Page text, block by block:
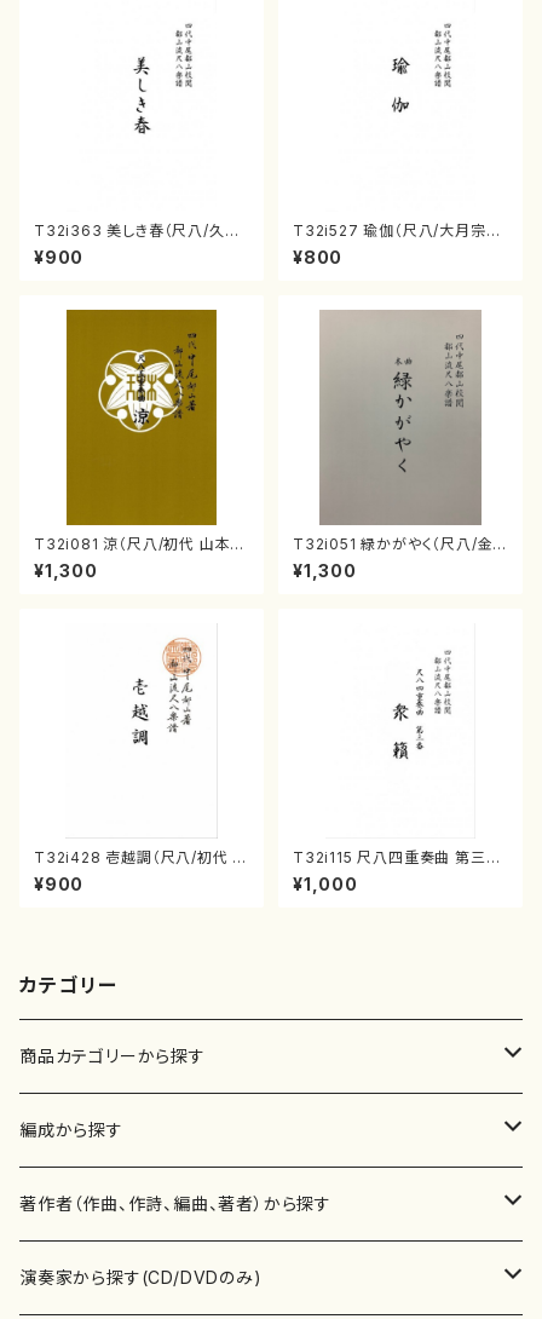
T32i363 美しき春（尺八/久本
玄智/楽譜）都山流公刊楽譜曲
番:2068
¥900
T32i527 瑜伽（尺八/大月宗明/
楽譜）都山流公刊楽譜曲番:223
6
¥800
T32i081 涼（尺八/初代 山本邦
山/尺八/都山式譜）都山流公刊
楽譜曲番:530
¥1,300
T32i051 緑かがやく（尺八/金
森高山/楽譜）都山流公刊楽譜曲
番：50
¥1,300
T32i428 壱越調（尺八/初代 中
村双葉/楽譜）都山流公刊楽譜曲
番:2133
¥900
T32i115 尺八四重奏曲 第三番
衆籟（尺八/初代 山本邦山/尺
八/都山式譜）都山流公刊楽譜曲
¥1,000
カテゴリー
商品カテゴリーから探す
楽譜
書籍
書籍
CD・DVD
編成から探す
邦楽器
箏・琴（ソロ）
合唱
著作者（作曲、作詩、編曲、著者）から探す
あ行
演奏家から探す(CD/DVDのみ)